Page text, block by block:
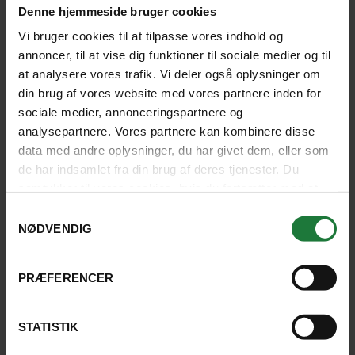
Denne hjemmeside bruger cookies
Vi bruger cookies til at tilpasse vores indhold og
annoncer, til at vise dig funktioner til sociale medier og til
at analysere vores trafik. Vi deler også oplysninger om
din brug af vores website med vores partnere inden for
sociale medier, annonceringspartnere og
analysepartnere. Vores partnere kan kombinere disse
data med andre oplysninger, du har givet dem, eller som
de har indsamlet fra din brug af deres tjenester. Du
NØDVENDIG
PRÆFERENCER
STATISTIK
Jan Feb Mar
Dagtemperatur
Nedbør i mm.
Dagtemperatur 30° C 30° C 30° C 29° C
Nedbør i mm. 111 mm 121 mm 145 mm
Apr